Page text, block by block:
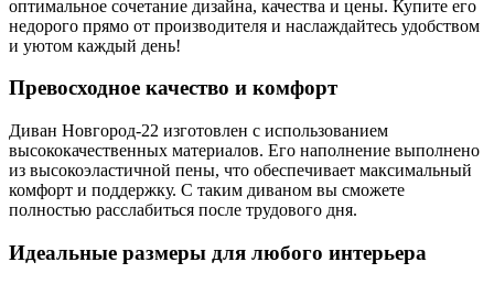
оптимальное сочетание дизайна, качества и цены. Купите его
недорого прямо от производителя и наслаждайтесь удобством
и уютом каждый день!
Превосходное качество и комфорт
Диван Новгород-22 изготовлен с использованием
высококачественных материалов. Его наполнение выполнено
из высокоэластичной пены, что обеспечивает максимальный
комфорт и поддержку. С таким диваном вы сможете
полностью расслабиться после трудового дня.
Идеальные размеры для любого интерьера